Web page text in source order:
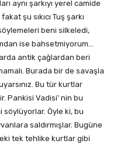
aynı şarkıyı yerel camide
şu sıkıcı Tuş şarkı
beni silkeledi,
ise bahsetmiyorum…
antik çağlardan beri
Burada bir de savaşla
Bu tür kurtlar
Pankisi Vadisi’ nin bu
söylüyorlar. Öyle ki, bu
saldırmışlar. Bugüne
tek tehlike kurtlar gibi